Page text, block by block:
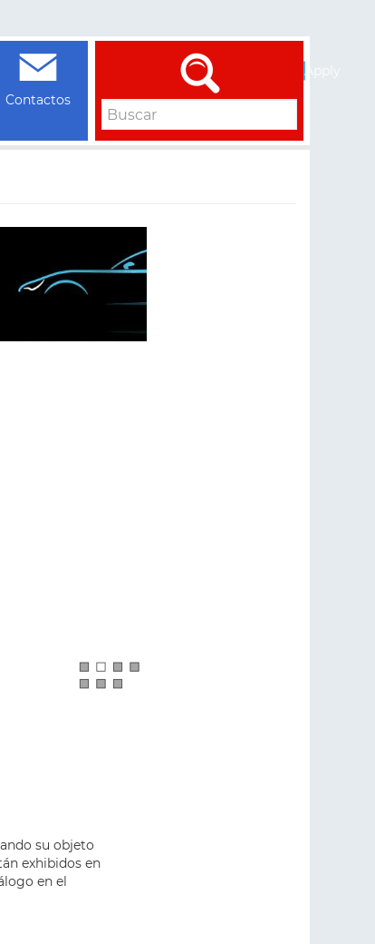
Contactos
Apply
su objeto
exhibidos en
en el